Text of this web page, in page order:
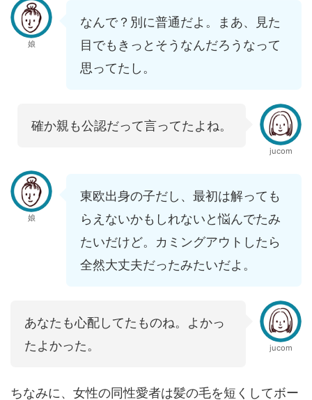
娘
なんで？別に普通だよ。まあ、見た
目でもきっとそうなんだろうなって
思ってたし。
確か親も公認だって言ってたよね。
jucom
娘
東欧出身の子だし、最初は解っても
らえないかもしれないと悩んでたみ
たいだけど。カミングアウトしたら
全然大丈夫だったみたいだよ。
あなたも心配してたものね。よかっ
たよかった。
jucom
ちなみに、女性の同性愛者は髪の毛を短くしてボー